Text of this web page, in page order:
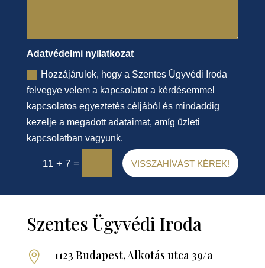
Adatvédelmi nyilatkozat
Hozzájárulok, hogy a Szentes Ügyvédi Iroda
felvegye velem a kapcsolatot a kérdésemmel
kapcsolatos egyeztetés céljából és mindaddig
kezelje a megadott adataimat, amíg üzleti
kapcsolatban vagyunk.
11 + 7 = VISSZAHÍVÁST KÉREK!
Szentes Ügyvédi Iroda
 1123 Budapest, Alkotás utca 39/a